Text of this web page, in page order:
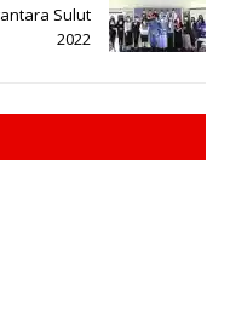
Sulut
2022